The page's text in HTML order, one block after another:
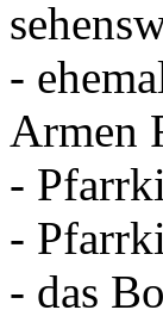
-
Armen
-
-
- das